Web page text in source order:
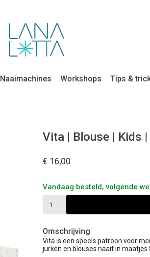
Naaimachines Workshops Tips &
Vita | Blouse | Kids
€ 16,00
Vandaag besteld, volgende
Omschrijving
Vita is een speels patroon voor
jurken en blouses naait in maatjes